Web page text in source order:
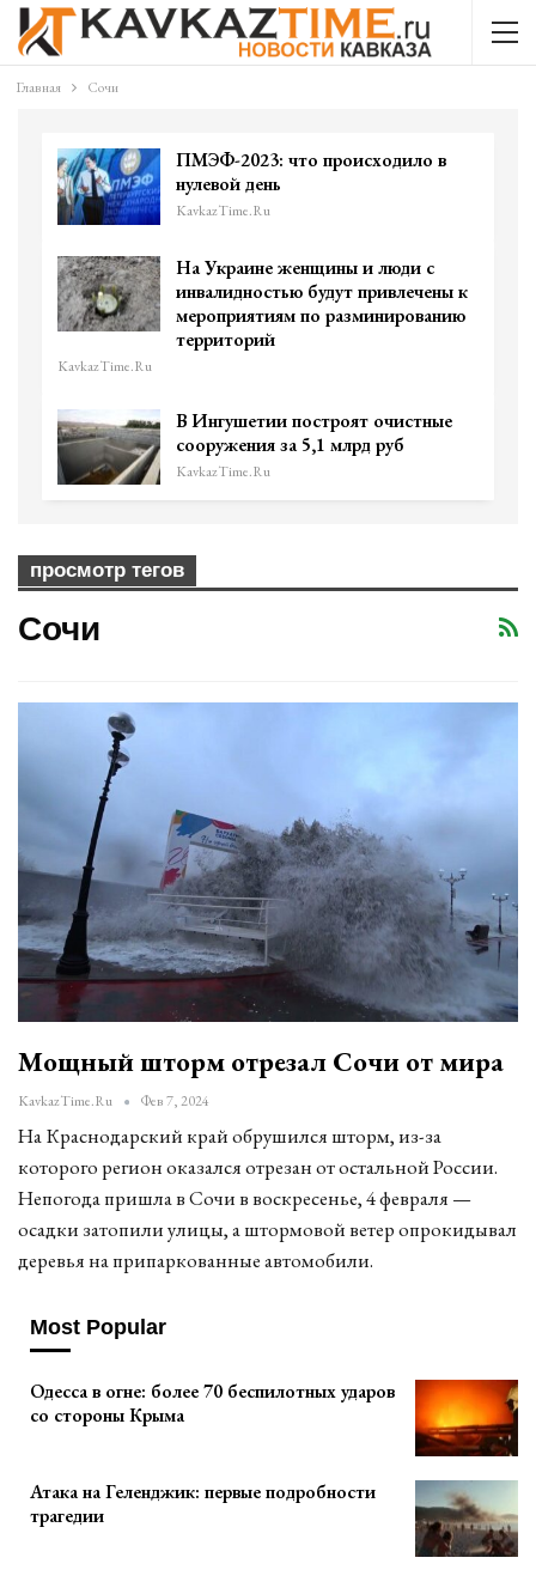
Главная Сочи
ПМЭФ-2023: что происходило в
нулевой день
KavkazTime.ru
На Украине женщины и люди с
инвалидностью будут привлечены к
мероприятиям по разминированию
территорий
KavkazTime.ru
В Ингушетии построят очистные
сооружения за 5,1 млрд руб
KavkazTime.ru
просмотр тегов
Сочи
Мощный шторм отрезал Сочи от мира
KavkazTime.ru Фев 7, 2024
На Краснодарский край обрушился шторм, из-за
которого регион оказался отрезан от остальной России.
Непогода пришла в Сочи в воскресенье, 4 февраля —
осадки затопили улицы, а штормовой ветер опрокидывал
деревья на припаркованные автомобили.
Most Popular
Одесса в огне: более 70 беспилотных ударов
со стороны Крыма
Атака на Геленджик: первые подробности
трагедии